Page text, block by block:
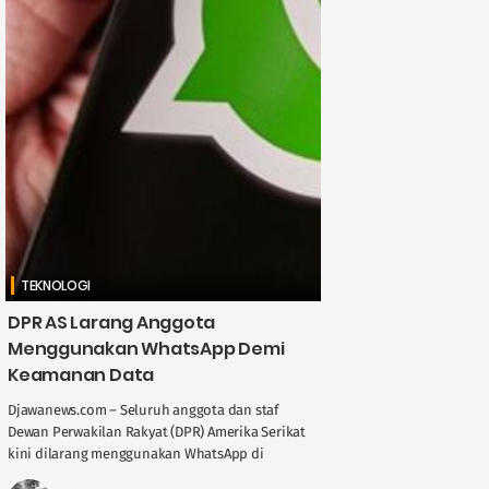
TEKNOLOGI
DPR AS Larang Anggota
Menggunakan WhatsApp Demi
Keamanan Data
Djawanews.com – Seluruh anggota dan staf
Dewan Perwakilan Rakyat (DPR) Amerika Serikat
kini dilarang menggunakan WhatsApp di